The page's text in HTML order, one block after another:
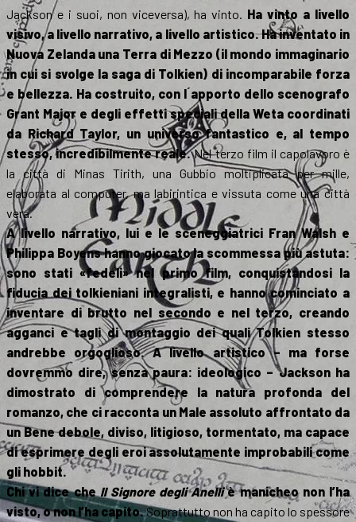
Jackson e i suoi, non viceversa), ha vinto. Ha vinto a livello
visivo, a livello narrativo, a livello artistico. Ha inventato in
Nuova Zelanda una Terra di Mezzo (il mondo immaginario
in cui si svolge la saga di Tolkien) di incomparabile forza
e bellezza. Ha costruito, con l ́apporto dello scenografo
Grant Major e degli effetti speciali della Weta coordinati
da Richard Taylor, un universo fantastico e, al tempo
stesso, incredibilmente reale.Nel terzo film il capolavoro è
la città di Minas Tirith, una Gubbio moltiplicata per mille,
elaborata al computer, ma labirintica e vissuta come una città
vera.
A livello narrativo, lui e le sceneggiatrici Fran Walsh e
Philippa Boyens hanno giocato la scommessa più astuta:
sono stati «fedeli» nel primo film, conquistandosi la
fiducia dei tolkieniani integralisti, e hanno cominciato a
inventare di brutto nel secondo e nel terzo, creando
agganci e tagli di montaggio dei quali Tolkien stesso
andrebbe orgoglioso. A livello artistico – ma forse
dovremmo dire, senza paura: ideologico – Jackson ha
dimostrato di comprendere la natura profonda del
romanzo, che ci racconta un Male assoluto affrontato da
un Bene debole, diviso, litigioso, tormentato, ma capace
di esprimere degli eroi assolutamente improbabili come
gli hobbit.
Chi vi dice che Il Signore degli Anelliè manicheo non l’ha
visto, o non l’ha capito.Soprattutto non ha capito lo spessore